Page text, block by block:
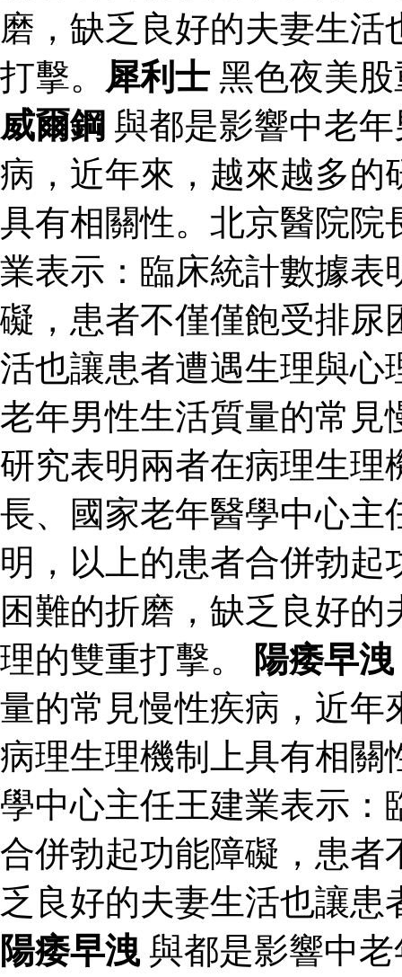
磨，缺乏良好的夫妻生
打擊。 犀利士 黑色夜美
威爾鋼 與都是影響中老
病，近年來，越來越多的
具有相關性。北京醫院院
業表示：臨床統計數據表
礙，患者不僅僅飽受排尿
活也讓患者遭遇生理與心
老年男性生活質量的常見
研究表明兩者在病理生理
長、國家老年醫學中心主
明，以上的患者合併勃
困難的折磨，缺乏良好
理的雙重打擊。
陽痿早洩
量的常見慢性疾病，近年
病理生理機制上具有相關
學中心主任王建業表示：
合併勃起功能障礙，患者
乏良好的夫妻生活也讓
陽痿早洩 與都是影響中